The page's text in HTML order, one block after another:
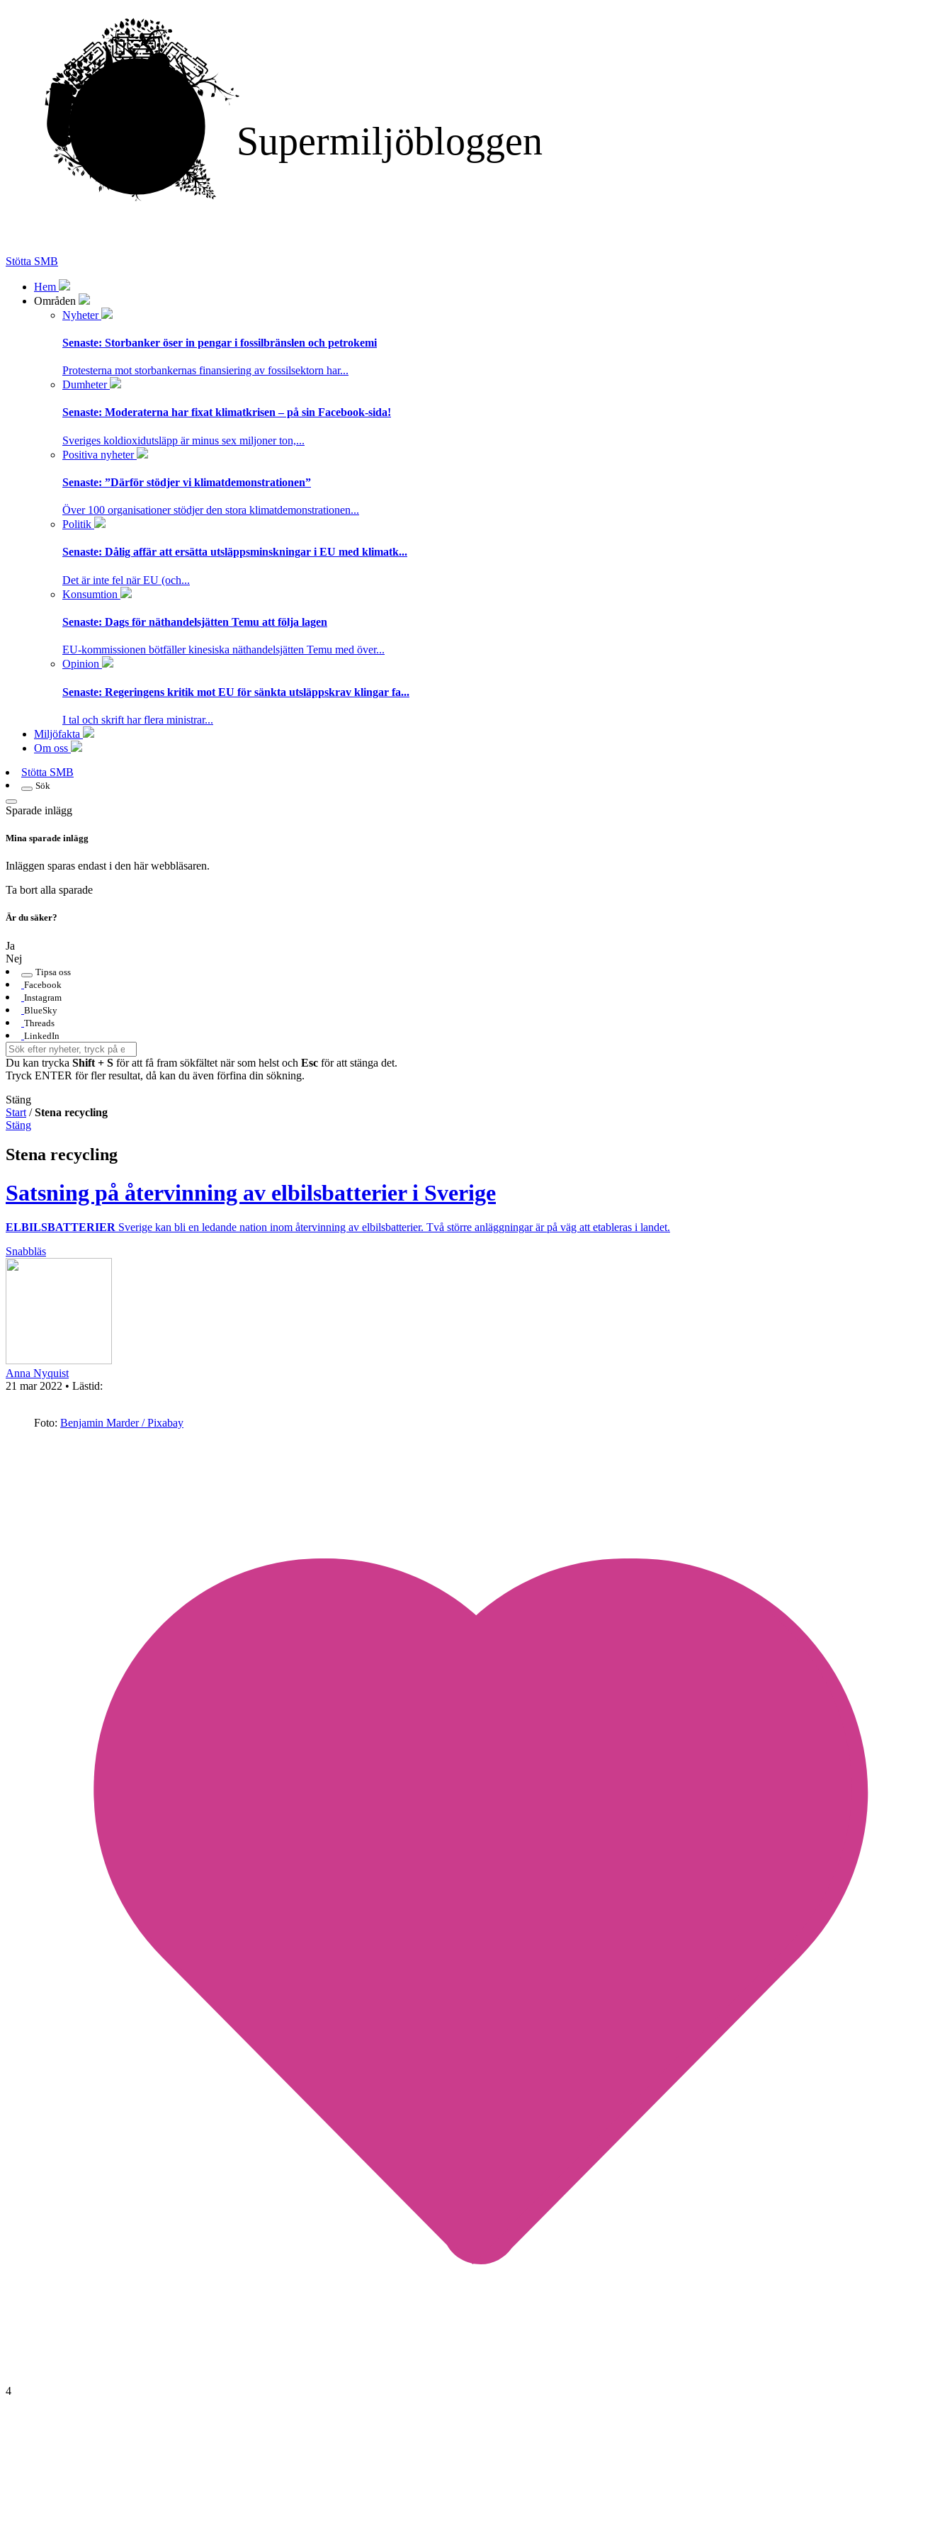
Supermiljöbloggen
Stötta SMB
Hem
Områden
Nyheter
Senaste: Storbanker öser in pengar i fossilbränslen och petrokemi
Protesterna mot storbankernas finansiering av fossilsektorn har...
Dumheter
Senaste: Moderaterna har fixat klimatkrisen – på sin Facebook-sida!
Sveriges koldioxidutsläpp är minus sex miljoner ton,...
Positiva nyheter
Senaste: ”Därför stödjer vi klimatdemonstrationen”
Över 100 organisationer stödjer den stora klimatdemonstrationen...
Politik
Senaste: Dålig affär att ersätta utsläppsminskningar i EU med klimatk...
Det är inte fel när EU (och...
Konsumtion
Senaste: Dags för näthandelsjätten Temu att följa lagen
EU-kommissionen bötfäller kinesiska näthandelsjätten Temu med över...
Opinion
Senaste: Regeringens kritik mot EU för sänkta utsläppskrav klingar fa...
I tal och skrift har flera ministrar...
Miljöfakta
Om oss
Stötta SMB
Sök
Sparade inlägg
Mina sparade inlägg
Inläggen sparas endast i den här webbläsaren.
Ta bort alla sparade
Är du säker?
Ja
Nej
Tipsa oss
Facebook
Instagram
BlueSky
Threads
LinkedIn
Du kan trycka Shift + S för att få fram sökfältet när som helst och Esc för att stänga det.
Tryck ENTER för fler resultat, då kan du även förfina din sökning.
Stäng
Start /Stena recycling
Stäng
Stena recycling
Satsning på återvinning av elbilsbatterier i Sverige
ELBILSBATTERIER Sverige kan bli en ledande nation inom återvinning av elbilsbatterier. Två större anläggningar är på väg att etableras i landet.
Snabbläs
Anna Nyquist
21 mar 2022 • Lästid:
Foto: Benjamin Marder / Pixabay
4